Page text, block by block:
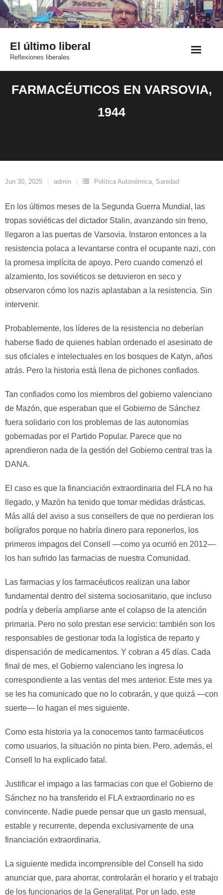
Saltar
al
El último liberal
Reflexiones liberales
FARMACÉUTICOS EN VARSOVIA,
1944
Jun 30, 2025 admin Política Autonómica, Sanidad
En los últimos meses de la Segunda Guerra Mundial, las
tropas soviéticas del dictador Stalin, avanzando sin freno,
llegaron a las puertas de Varsovia. Instaron entonces a la
resistencia polaca a levantarse contra el ocupante nazi, con
la promesa implícita de apoyo. Pero cuando comenzó el
alzamiento, los soviéticos se detuvieron en seco y
observaron cómo los nazis aplastaban a la resistencia. Sin
intervenir.
Probablemente, los líderes de la resistencia no deberían
haberse fiado de quienes habían ordenado el asesinato de
sus oficiales e intelectuales en los bosques de Katyn, años
atrás. Pero la historia está llena de pichones confiados.
Tan confiados como los miembros del gobierno valenciano
de Mazón, que esperaban que el Gobierno de Sánchez
fuera solidario con los problemas de las autonomías
gobernadas por el Partido Popular. Parece que no
aprendieron nada de la gestión del Gobierno central tras la
DANA.
El caso es que la financiación extraordinaria del FLA no ha
llegado, y Mazón ha tenido que tomar medidas drásticas.
Más allá del aviso a sus consellers de que no perdieran los
bolígrafos porque no habría dinero para reponerlos, los
primeros impagos del Consell —como ya ocurrió en 2012—
los han sufrido las farmacias de nuestra Comunidad.
Las farmacias y los farmacéuticos realizan una labor
fundamental dentro del sistema sociosanitario, que incluso
podría y debería ampliarse ante el colapso de la atención
primaria. Pero no solo prestan ese servicio: también son los
responsables de gestionar toda la logística de reparto y
dispensación de medicamentos. Y cobran a 45 días. Cada
final de mes, el Gobierno valenciano les ingresa lo
correspondiente a las ventas del mes anterior. Este mes ya
se les ha comunicado que no lo cobrarán, y que quizá —con
suerte— lo hagan el mes siguiente.
Como esta historia ya la conocemos tanto farmacéuticos
como usuarios, la situación no pinta bien. Pero, además, el
Consell lo ha explicado fatal.
Justificar el impago a las farmacias con que el Gobierno de
Sánchez no ha transferido el FLA extraordinario no es
convincente. Nadie puede pensar que un gasto mensual,
estable y recurrente, dependa exclusivamente de una
financiación extraordinaria.
La siguiente medida incomprensible del Consell ha sido
anunciar que, para ahorrar, controlarán el horario y el trabajo
de los funcionarios de la Generalitat. Por un lado, este